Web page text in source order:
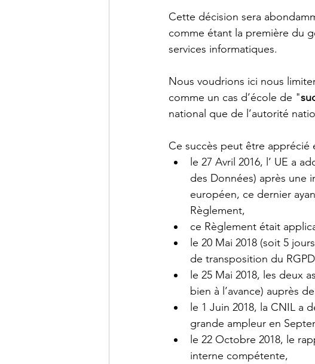
Cette décision sera
comme étant la première du
services informatiques.
Nous voudrions ici nous limiter
comme un cas d’école de "
national que de l’autorité
Ce succès peut être
le 27 Avril 2016, l’ UE a
des Données) après une
européen, ce dernier
Règlement,
ce Règlement était
le 20 Mai 2018 (soit 5
de transposition du
le 25 Mai 2018, les deux
bien à l’avance) auprès
le 1 Juin 2018, la CNIL a
grande ampleur en
le 22 Octobre 2018, le
interne compétente,